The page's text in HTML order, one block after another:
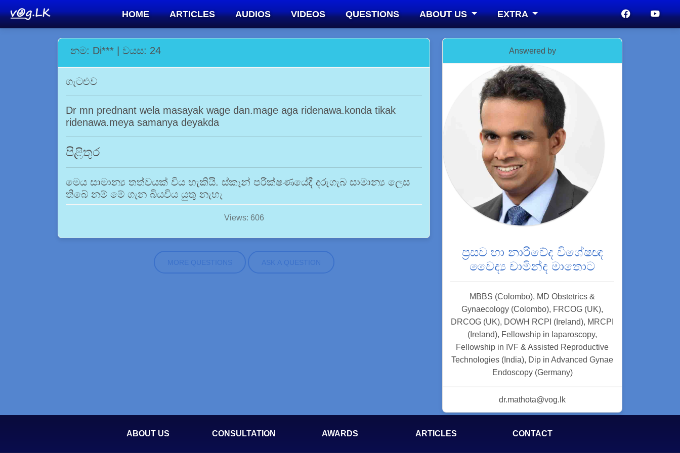
HOME ARTICLES AUDIOS VIDEOS QUESTIONS ABOUT US EXTRA
නම: Di*** | වයස: 24
ගැටළුව
Dr mn prednant wela masayak wage dan.mage aga ridenawa.konda tikak
ridenawa.meya samanya deyakda
පිළිතුර
මෙය සාමාන්‍ය තත්වයක් විය හැකියි. ස්කෑන් පරීක්ෂණයේදී දරුගැබ සාමාන්‍ය ලෙස
තිබේ නම් මේ ගැන බියවිය යුතු නැහැ
Views: 606
MORE QUESTIONS ASK A QUESTION
Answered by
ප්‍රසව හා නාරිවේද විශේෂඥ
වෛද්‍ය චාමින්ද මාතොට
MBBS (Colombo), MD Obstetrics &
Gynaecology (Colombo), FRCOG (UK),
DRCOG (UK), DOWH RCPI (Ireland), MRCPI
(Ireland), Fellowship in laparoscopy,
Fellowship in IVF & Assisted Reproductive
Technologies (India), Dip in Advanced Gynae
Endoscopy (Germany)
dr.mathota@vog.lk
ABOUT US CONSULTATION AWARDS ARTICLES CONTACT